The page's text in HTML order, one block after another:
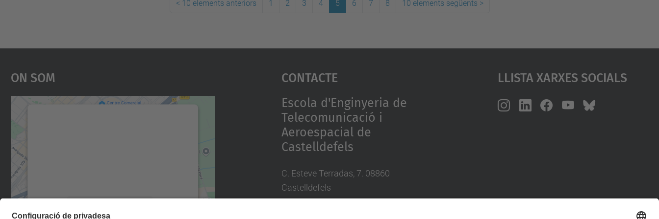
< 10 elements anteriors 1 2 3 4 5 6 7 8 10 elements següents >
On Som Contacte
Escola d'Enginyeria de
Telecomunicació i
Aeroespacial de
Castelldefels
C. Esteve Terradas, 7. 08860
Castelldefels
Llista Xarxes Socials